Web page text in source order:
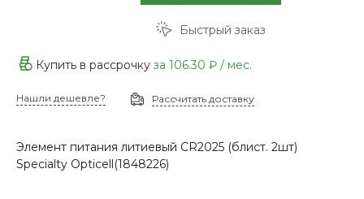
Быстрый заказ
Купить в рассрочку за 106.30 ₽ / мес.
Нашли дешевле? Рассчитать доставку
Элемент питания литиевый CR2025 (блист. 2шт)
Specialty Opticell(1848226)